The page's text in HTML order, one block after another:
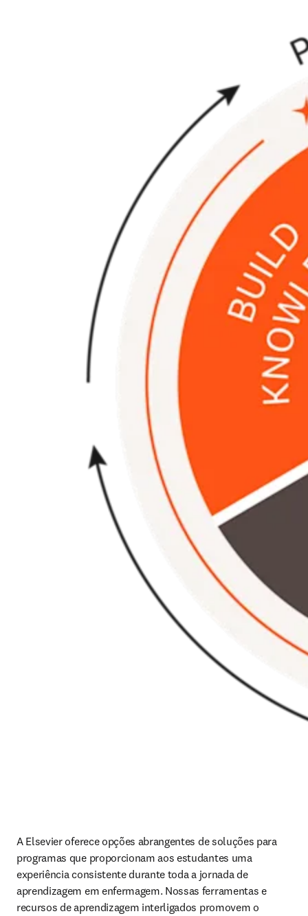
A Elsevier oferece opções abrangentes de soluções para
programas que proporcionam aos estudantes uma
experiência consistente durante toda a jornada de
aprendizagem em enfermagem. Nossas ferramentas e
recursos de aprendizagem interligados promovem o